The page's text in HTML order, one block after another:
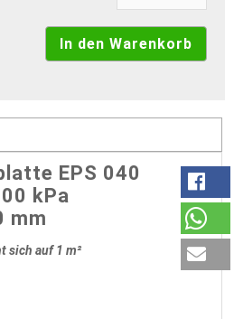
EPS 040
kPa
mm
sich auf 1 m²